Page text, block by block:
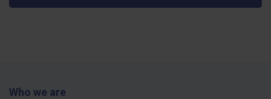
Who we are